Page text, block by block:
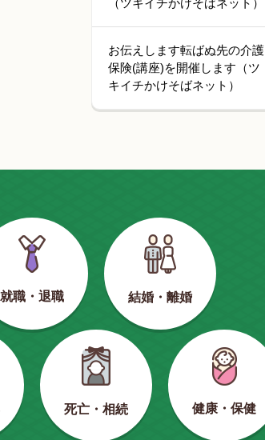
（ツキイチかけそばネット）
お伝えします転ばぬ先の介護
保険(講座)を開催します（ツ
キイチかけそばネット）
就職・退職 結婚・離婚
死亡・相続 健康・保健